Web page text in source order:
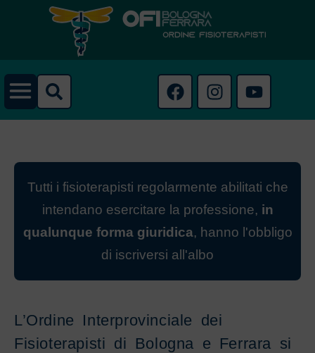
Tutti i fisioterapisti regolarmente abilitati che
intendano esercitare la professione, in
qualunque forma giuridica, hanno l'obbligo
di iscriversi all'albo
L’Ordine Interprovinciale dei
Fisioterapisti di Bologna e Ferrara si